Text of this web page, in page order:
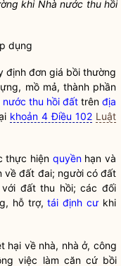
khi Nhà nước thu hồi
dụng
định đơn giá bồi thường
mồ mả, thành phần
nước thu hồi đất trên địa
khoản 4 Điều 102 Luật
thực hiện quyềnhạn và
về đất đai; người có đất
đất thu hồi; các đối
hỗ trợ,tái định cư khi
hại về nhà, nhà ở, công
việc làm căn cứ bồi